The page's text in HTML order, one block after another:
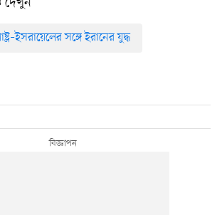
সঙ্গে ইরানের যুদ্ধ